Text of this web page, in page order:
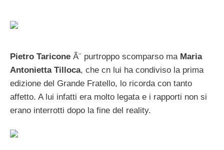
Pietro Taricone Ã¨ purtroppo scomparso ma Maria
Antonietta Tilloca, che cn lui ha condiviso la prima
edizione del Grande Fratello, lo ricorda con tanto
affetto. A lui infatti era molto legata e i rapporti non si
erano interrotti dopo la fine del reality.